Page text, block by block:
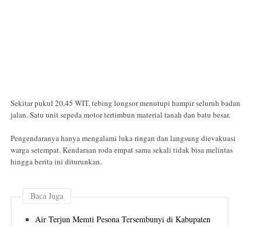
Sekitar pukul 20.45 WIT, tebing longsor menutupi hampir seluruh badan
jalan. Satu unit sepeda motor tertimbun material tanah dan batu besar.
Pengendaranya hanya mengalami luka ringan dan langsung dievakuasi
warga setempat. Kendaraan roda empat sama sekali tidak bisa melintas
hingga berita ini diturunkan.
Baca Juga
Air Terjun Memti Pesona Tersembunyi di Kabupaten